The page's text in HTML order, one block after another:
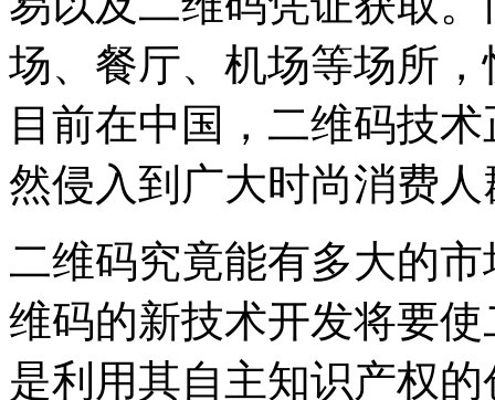
场、餐厅、机场等场所
目前在中国，二维码技
然侵入到广大时尚消费
二维码究竟能有多大的
维码的新技术开发将要
是利用其自主知识产权